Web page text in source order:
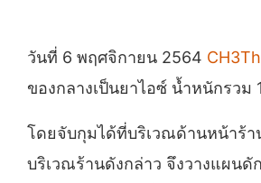
วันที่ 6 พฤศจิกายน 2564
ของกลางเป็นยาไอซ์ น้ำหนักรว
โดยจับกุมได้ที่บริเวณด้านหน้าร้
บริเวณร้านดังกล่าว จึงวางแผน